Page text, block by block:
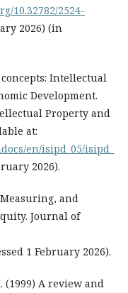
10.32782/2524-
2026) (in
Intellectual
Development.
Property and
at:
en/isipd_05/isipd_
2026).
and
Journal of
1 February 2026).
(1999) A review and